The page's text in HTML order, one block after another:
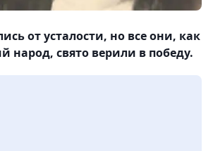
от усталости, но все они, как
народ, свято верили в победу.